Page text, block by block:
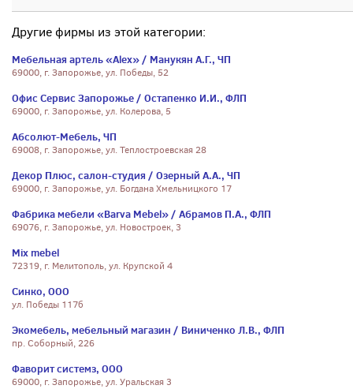
Другие фирмы из этой категории:
Мебельная артель «Alex» / Манукян А.Г., ЧП
69000, г. Запорожье, ул. Победы, 52
Офис Сервис Запорожье / Остапенко И.И., ФЛП
69000, г. Запорожье, ул. Колерова, 5
Абсолют-Мебель, ЧП
69008, г. Запорожье, ул. Теплостроевская 28
Декор Плюс, салон-студия / Озерный А.А., ЧП
69000, г. Запорожье, ул. Богдана Хмельницкого 17
Фабрика мебели «Barva Mebel» / Абрамов П.А., ФЛП
69076, г. Запорожье, ул. Новостроек, 3
Mix mebel
72319, г. Мелитополь, ул. Крупской 4
Синко, ООО
ул. Победы 117б
Экомебель, мебельный магазин / Виниченко Л.В., ФЛП
пр. Соборный, 226
Фаворит системз, ООО
69000, г. Запорожье, ул. Уральская 3